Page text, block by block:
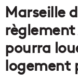
Marseille
pourra
logement